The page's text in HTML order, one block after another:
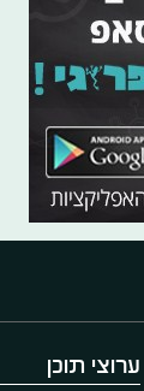
ערוצי תוכן